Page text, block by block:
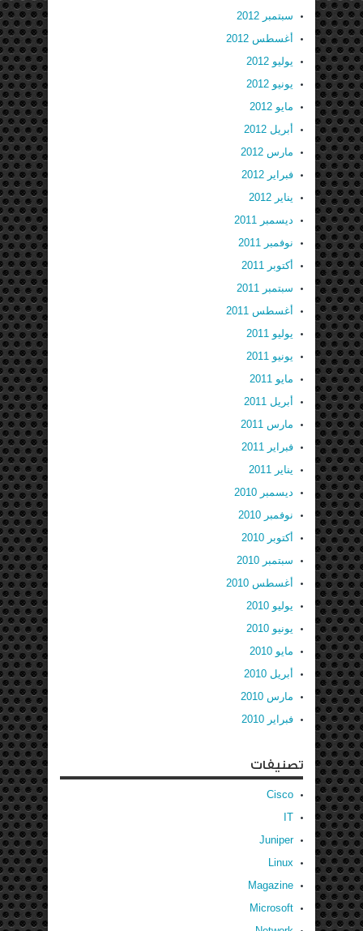
سبتمبر 2012
أغسطس 2012
يوليو 2012
يونيو 2012
مايو 2012
أبريل 2012
مارس 2012
فبراير 2012
يناير 2012
ديسمبر 2011
نوفمبر 2011
أكتوبر 2011
سبتمبر 2011
أغسطس 2011
يوليو 2011
يونيو 2011
مايو 2011
أبريل 2011
مارس 2011
فبراير 2011
يناير 2011
ديسمبر 2010
نوفمبر 2010
أكتوبر 2010
سبتمبر 2010
أغسطس 2010
يوليو 2010
يونيو 2010
مايو 2010
أبريل 2010
مارس 2010
فبراير 2010
تصنيفات
Cisco
IT
Juniper
Linux
Magazine
Microsoft